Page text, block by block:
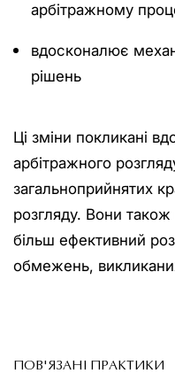
арбітражному
вдосконалює
рішень
Ці зміни покликані
арбітражного
загальноприйнятих
розгляду. Вони
більш ефективний
обмежень,
ПОВ'ЯЗАНІ ПРАКТИКИ